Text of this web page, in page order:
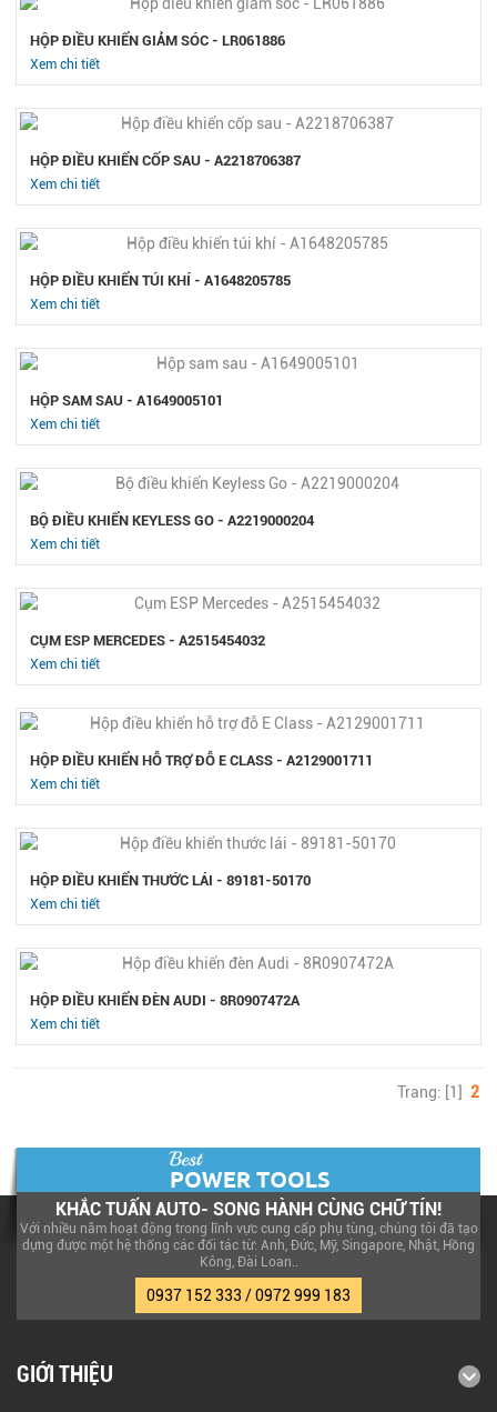
HỘP ĐIỀU KHIỂN GIẢM SÓC - LR061886
Xem chi tiết
HỘP ĐIỀU KHIỂN CỐP SAU - A2218706387
Xem chi tiết
HỘP ĐIỀU KHIỂN TÚI KHÍ - A1648205785
Xem chi tiết
HỘP SAM SAU - A1649005101
Xem chi tiết
BỘ ĐIỀU KHIỂN KEYLESS GO - A2219000204
Xem chi tiết
CỤM ESP MERCEDES - A2515454032
Xem chi tiết
HỘP ĐIỀU KHIỂN HỖ TRỢ ĐỖ E CLASS - A2129001711
Xem chi tiết
HỘP ĐIỀU KHIỂN THƯỚC LÁI - 89181-50170
Xem chi tiết
HỘP ĐIỀU KHIỂN ĐÈN AUDI - 8R0907472A
Xem chi tiết
Trang: [1] 2
KHẮC TUẤN AUTO- SONG HÀNH CÙNG CHỮ TÍN!
Với nhiều năm hoạt động trong lĩnh vực cung cấp phụ tùng, chúng tôi đã tạo
dựng được một hệ thống các đối tác từ: Anh, Đức, Mỹ, Singapore, Nhật, Hồng
Kông, Đài Loan..
0937 152 333 / 0972 999 183
GIỚI THIỆU